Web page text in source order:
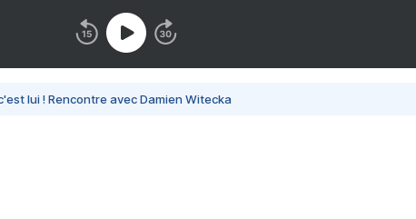
lui ! Rencontre avec Damien Witecka